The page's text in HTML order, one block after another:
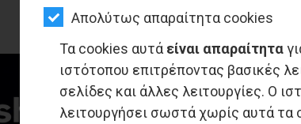
Απολύτως απαραίτητα cookies
Τα cookies αυτά είναι απαραίτητα
ιστότοπου επιτρέποντας βασικές
σελίδες και άλλες λειτουργίες. Ο
λειτουργήσει σωστά χωρίς αυτά τα